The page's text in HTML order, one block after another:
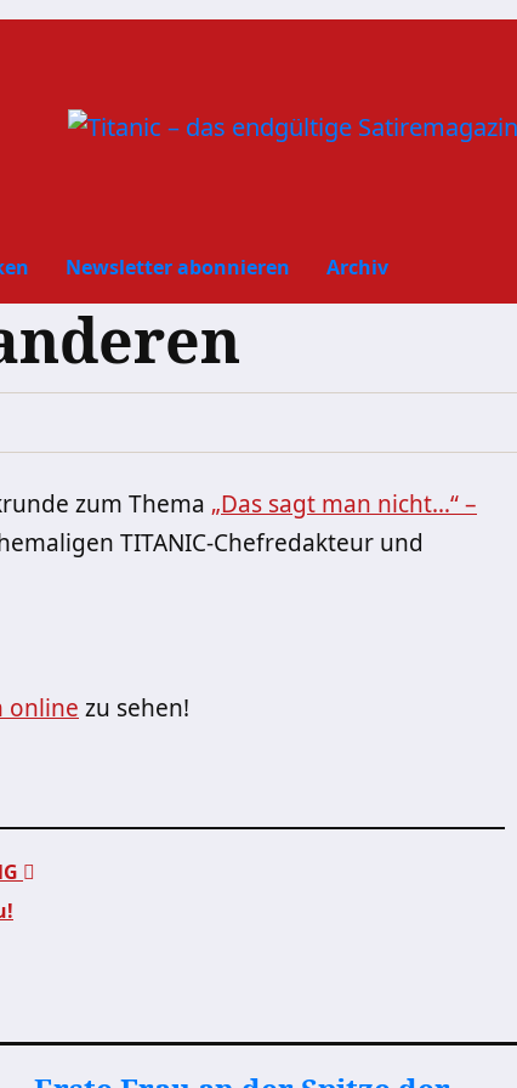
Newsletter abonnieren Archiv
zum Thema „Das sagt man nicht…“ –
TITANIC-Chefredakteur und
online zu sehen!